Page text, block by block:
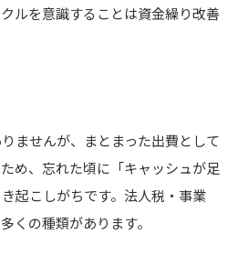
ルを意識することは資金繰り改善
ませんが、まとまった出費として
め、忘れた頃に「キャッシュが足
起こしがちです。法人税・事業
くの種類があります。